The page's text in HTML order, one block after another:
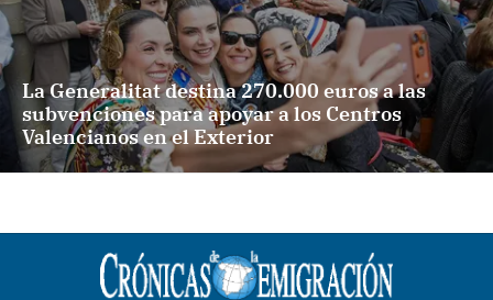
La Generalitat destina 270.000 euros a las
subvenciones para apoyar a los Centros
Valencianos en el Exterior